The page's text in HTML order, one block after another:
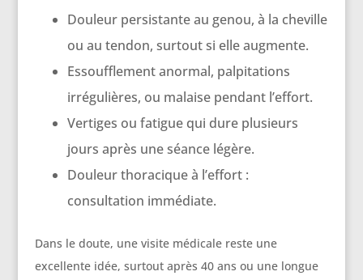
Douleur persistante au genou, à la cheville
ou au tendon, surtout si elle augmente.
Essoufflement anormal, palpitations
irrégulières, ou malaise pendant l’effort.
Vertiges ou fatigue qui dure plusieurs
jours après une séance légère.
Douleur thoracique à l’effort :
consultation immédiate.
Dans le doute, une visite médicale reste une
excellente idée, surtout après 40 ans ou une longue